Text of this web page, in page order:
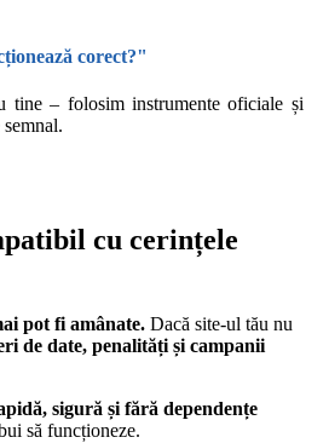
corect?"
tine – folosim instrumente oficiale și
cu cerințele
pot fi amânate. Dacă site-ul tău nu
de date, penalități și campanii
sigură și fără dependențe
să funcționeze.